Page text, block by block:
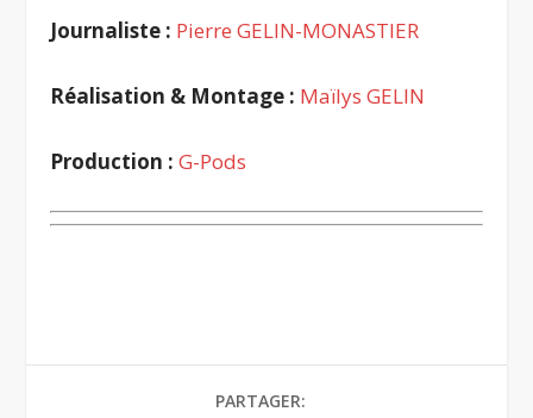
Journaliste : Pierre GELIN-MONASTIER
Réalisation & Montage : Maïlys GELIN
Production : G-Pods
PARTAGER: